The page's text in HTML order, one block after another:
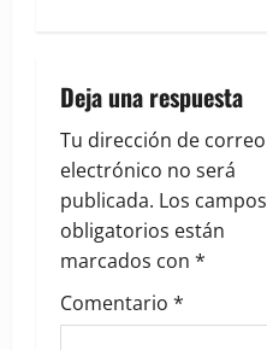
i
g
a
t
i
o
Deja una respuesta
Tu dirección de correo
electrónico no será
publicada. Los campos
obligatorios están
marcados con *
Comentario *